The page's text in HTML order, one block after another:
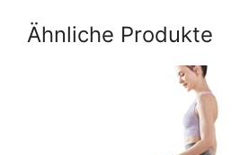
app-gesteuert,
klappbar.
Ähnliche Produkte